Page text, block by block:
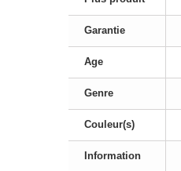
Garantie
Age
Genre
Couleur(s)
Information